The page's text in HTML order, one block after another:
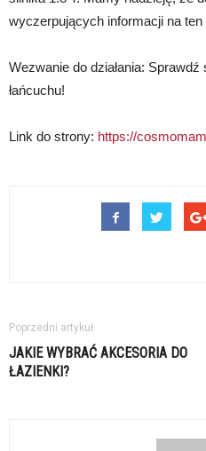
wyczerpujących informacji na ten
Wezwanie do działania:
łańcuchu!
Link do strony: https://
Poprzedni artykuł
JAKIE WYBRAĆ AKCESORIA DO
ŁAZIENKI?